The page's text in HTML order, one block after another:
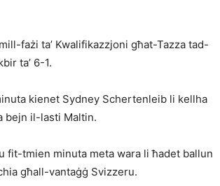
fażi ta’ Kwalifikaz­zjoni għat-Tazza tad-
ta’ 6-1.
kienet Sydney Schertenleib li kellha
bejn il-lasti Maltin.
fit-tmien minuta meta wara li ħadet ballun
għall-vantaġġ Svizzeru.